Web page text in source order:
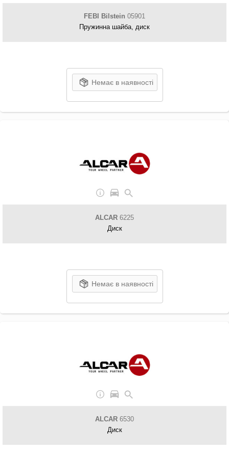
FEBI Bilstein 05901
Пружинна шайба, диск
Немає в наявності
ALCAR 6225
Диск
Немає в наявності
ALCAR 6530
Диск